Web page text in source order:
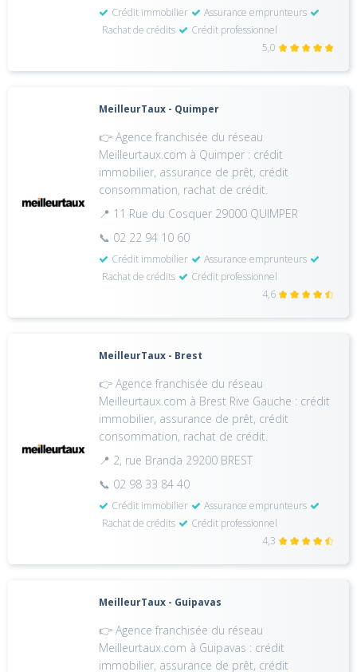
Crédit immobilier
Assurance emprunteurs
Rachat de crédits
Crédit professionnel
5,0
MeilleurTaux - Quimper
👉 Agence franchisée du réseau
Meilleurtaux.com à Quimper : crédit
immobilier, assurance de prêt, crédit
consommation, rachat de crédit.
📍 11 Rue du Cosquer 29000 QUIMPER
📞 02 22 94 10 60
Crédit immobilier
Assurance emprunteurs
Rachat de crédits
Crédit professionnel
4,6
MeilleurTaux - Brest
👉 Agence franchisée du réseau
Meilleurtaux.com à Brest Rive Gauche : crédit
immobilier, assurance de prêt, crédit
consommation, rachat de crédit.
📍 2, rue Branda 29200 BREST
📞 02 98 33 84 40
Crédit immobilier
Assurance emprunteurs
Rachat de crédits
Crédit professionnel
4,3
MeilleurTaux - Guipavas
👉 Agence franchisée du réseau
Meilleurtaux.com à Guipavas : crédit
immobilier, assurance de prêt, crédit